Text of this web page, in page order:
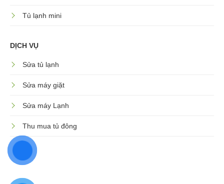
Tủ lạnh mini
DỊCH VỤ
Sửa tủ lạnh
Sửa máy giặt
Sửa máy Lạnh
Thu mua tủ đông